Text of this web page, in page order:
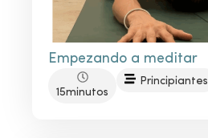
Empezando a meditar
15minutos
Principiantes